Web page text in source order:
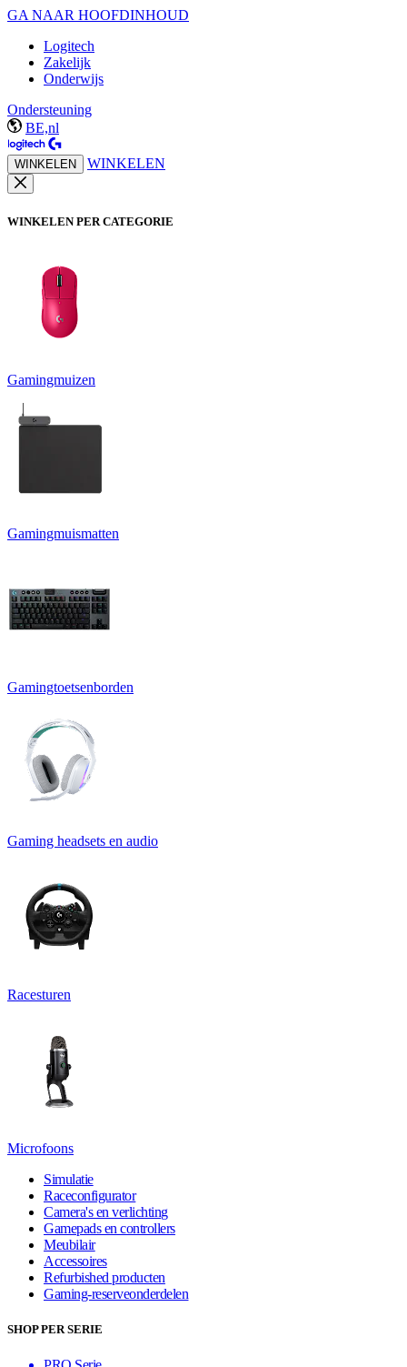
GA NAAR HOOFDINHOUD
Logitech
Zakelijk
Onderwijs
Ondersteuning
BE,nl
WINKELEN WINKELEN
WINKELEN PER CATEGORIE
Gamingmuizen
Gamingmuismatten
Gamingtoetsenborden
Gaming headsets en audio
Racesturen
Microfoons
Simulatie
Raceconfigurator
Camera's en verlichting
Gamepads en controllers
Meubilair
Accessoires
Refurbished producten
Gaming-reserveonderdelen
SHOP PER SERIE